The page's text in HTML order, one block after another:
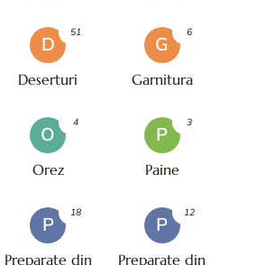
D
Deserturi
51
G
Garnitura
6
O
Orez
4
P
Paine
3
P
Preparate din
18
P
Preparate din
12